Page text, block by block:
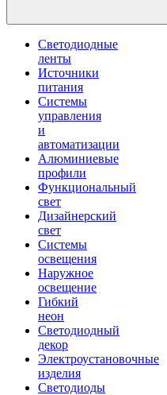
Светодиодные
ленты
Источники
питания
Системы
управления
и
автоматизации
Алюминиевые
профили
Функциональный
свет
Дизайнерский
свет
Системы
освещения
Наружное
освещение
Гибкий
неон
Светодиодный
декор
Электроустановочные
изделия
Светодиоды